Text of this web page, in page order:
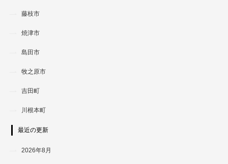
藤枝市
焼津市
島田市
牧之原市
吉田町
川根本町
最近の更新
2026年8月